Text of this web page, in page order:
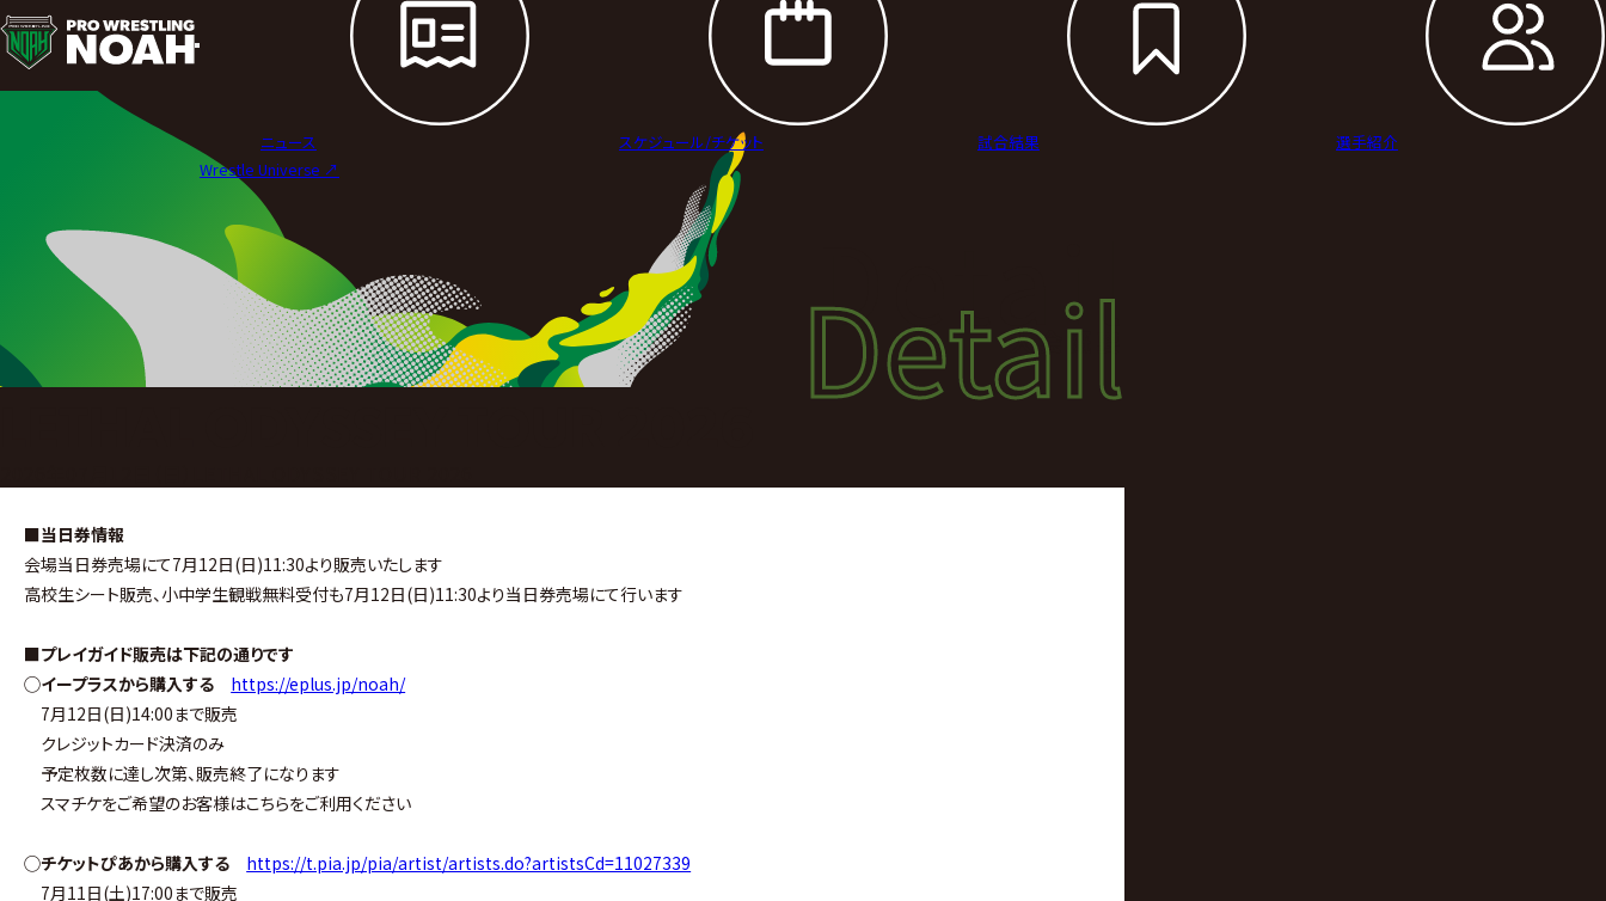
大
会
レ
ス
ン
グ・
ノ
公
ト
ニュース スケジュール/チケット 試合結果
選手紹介
Wrestle Universe ↗︎
Detail
大会概要
Detail
■当日券情報
会場当日券売場にて7月12日(日)11:30より販売いたします
高校生シート販売、小中学生観戦無料受付も7月12日(日)11:30より当日券売場にて行います
■プレイガイド販売は下記の通りです
◯イープラスから購入する
https://eplus.jp/noah/
7月12日(日)14:00まで販売
クレジットカード決済のみ
予定枚数に達し次第、販売終了になります
スマチケをご希望のお客様はこちらをご利用ください
◯チケットぴあから購入する
https://t.pia.jp/pia/artist/artists.do?artistsCd=11027339
7月11日(土)17:00まで販売